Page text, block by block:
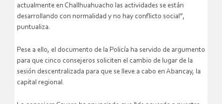
actualmente en Challhuahuacho las actividades se están
desarrollando con normalidad y no hay conflicto social”,
puntualiza.
Pese a ello, el documento de la Policía ha servido de argumento
para que cinco consejeros soliciten el cambio de lugar de la
sesión descentralizada para que se lleve a cabo en Abancay, la
capital regional.